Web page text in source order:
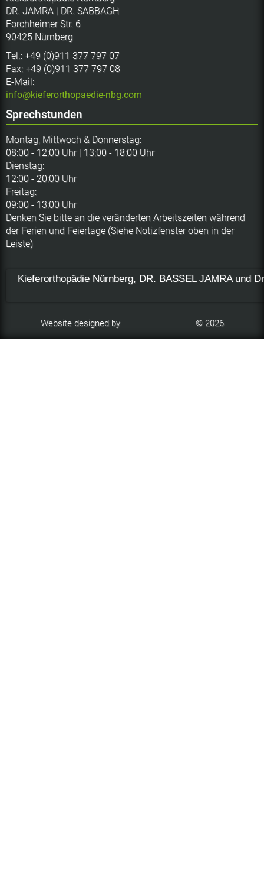
DR. JAMRA | DR. SABBAGH
Forchheimer Str. 6
90425 Nürnberg
Tel.: +49 (0)911 377 797 07
Fax: +49 (0)911 377 797 08
E-Mail:
info@kieferorthopaedie-nbg.com
Sprechstunden
Montag, Mittwoch & Donnerstag:
08:00 - 12:00 Uhr | 13:00 - 18:00 Uhr
Dienstag:
12:00 - 20:00 Uhr
Freitag:
09:00 - 13:00 Uhr
Denken Sie bitte an die veränderten Arbeitszeiten während
der Ferien und Feiertage (Siehe Notizfenster oben in der
Leiste)
Kieferorthopädie Nürnberg, DR. BASSEL JAMRA und
Website designed by © 2026